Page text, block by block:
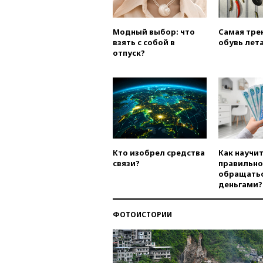
Модный выбор: что
взять с собой в
отпуск?
Самая
обувь
Кто изобрел средства
связи?
Как
правильно
деньгами?
ФОТОИСТОРИИ